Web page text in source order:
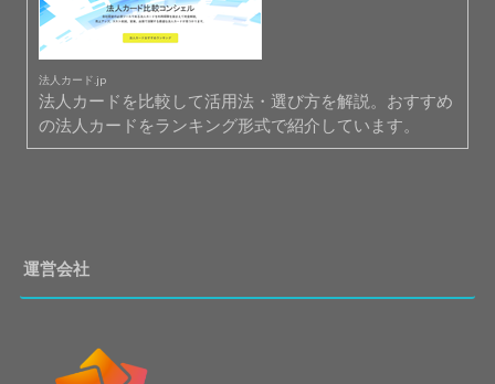
法人カード.jp
法人カードを比較して活用法・選び方を解説。おすすめ
の法人カードをランキング形式で紹介しています。
運営会社